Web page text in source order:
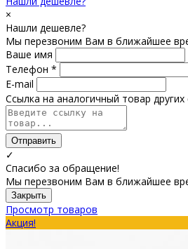
×
Нашли дешевле?
Мы перезвоним Вам в ближайшее
Ваше имя
Телефон *
E-mail
Ссылка на аналогичный товар
Отправить
✓
Спасибо за обращение!
Мы перезвоним Вам в ближайшее
Закрыть
Просмотр товаров
Акция!